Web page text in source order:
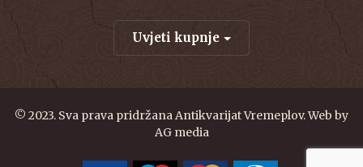
Uvjeti kupnje
© 2023. Sva prava pridržana Antikvarijat Vremeplov. Web by
AG media